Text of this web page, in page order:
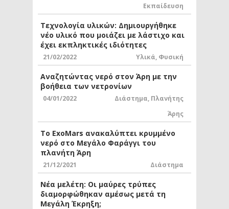
Εκπαίδευση
Τεχνολογία υλικών: Δημιουργήθηκε
νέο υλικό που μοιάζει με λάστιχο και
έχει εκπληκτικές ιδιότητες
21/02/2022 Υλικά, Φυσική
Αναζητώντας νερό στον Άρη με την
βοήθεια των νετρονίων
04/01/2022 Διάστημα, Πλανήτης
Άρης
Το ExoMars ανακαλύπτει κρυμμένο
νερό στο Μεγάλο Φαράγγι του
πλανήτη Άρη
21/12/2021 Διάστημα
Νέα μελέτη: Οι μαύρες τρύπες
διαμορφώθηκαν αμέσως μετά τη
Μεγάλη Έκρηξη;